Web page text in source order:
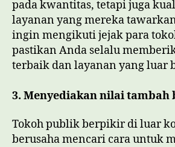
pada kwantitas, tetapi juga
layanan yang mereka
ingin mengikuti jejak para
pastikan Anda selalu
terbaik dan layanan yang luar
3. Menyediakan nilai tambah
Tokoh publik berpikir di luar
berusaha mencari cara untuk